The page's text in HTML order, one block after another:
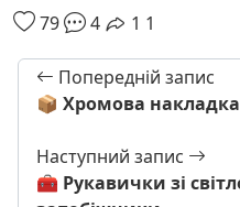
79
4 1 1
Попередній запис
📦 Хромова
Наступний запис
🧰 Рукавички зі